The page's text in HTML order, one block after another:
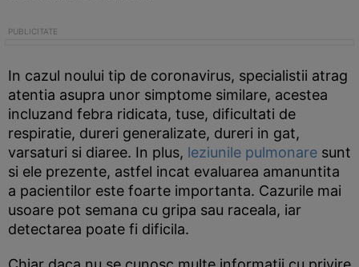
In cazul noului tip de coronavirus, specialistii atrag
atentia asupra unor simptome similare, acestea
incluzand febra ridicata, tuse, dificultati de
respiratie, dureri generalizate, dureri in gat,
varsaturi si diaree. In plus, leziunile pulmonare sunt
si ele prezente, astfel incat evaluarea amanuntita
a pacientilor este foarte importanta. Cazurile mai
usoare pot semana cu gripa sau raceala, iar
detectarea poate fi dificila.